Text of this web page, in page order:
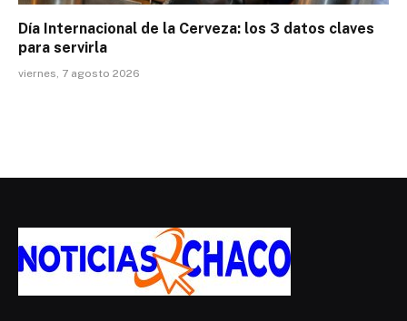
Día Internacional de la Cerveza: los 3 datos claves
para servirla
viernes, 7 agosto 2026